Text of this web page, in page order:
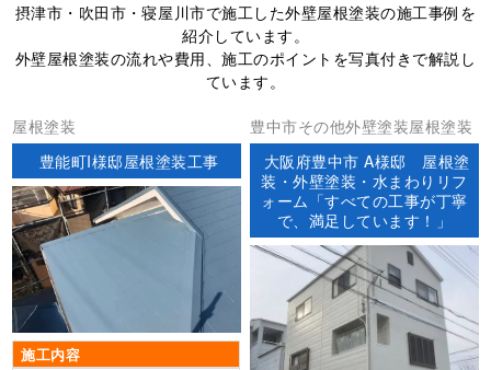
摂津市・吹田市・寝屋川市で施工した外壁屋根塗装の施工事例を
紹介しています。
外壁屋根塗装の流れや費用、施工のポイントを写真付きで解説し
ています。
屋根塗装
豊能町I様邸屋根塗装工事
施工内容
豊中市その他外壁塗装屋根塗装
大阪府豊中市 A様邸 屋根塗
装・外壁塗装・水まわりリフ
ォーム「すべての工事が丁寧
で、満足しています！」